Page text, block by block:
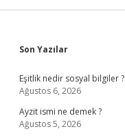
Sidebar
Son Yazılar
Eşitlik nedir sosyal bilgiler ?
Ağustos 6, 2026
Ayzit ismi ne demek ?
Ağustos 5, 2026